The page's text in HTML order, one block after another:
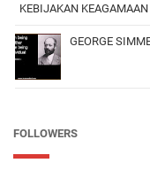
KEBIJAKAN
GEORGE
FOLLOWERS